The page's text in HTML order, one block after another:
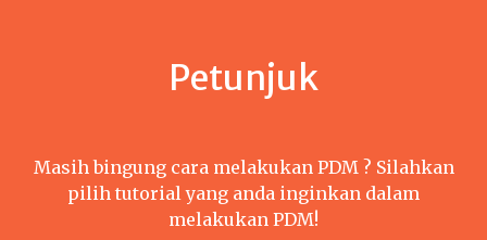
Petunjuk
Masih bingung cara melakukan PDM ? Silahkan
pilih tutorial yang anda inginkan dalam
melakukan PDM!